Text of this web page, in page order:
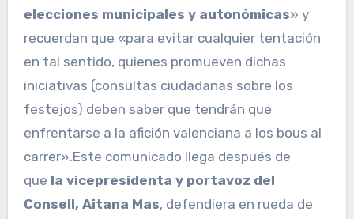
elecciones municipales y autonómicas» y
recuerdan que «para evitar cualquier tentación
en tal sentido, quienes promueven dichas
iniciativas (consultas ciudadanas sobre los
festejos) deben saber que tendrán que
enfrentarse a la afición valenciana a los bous al
carrer».Este comunicado llega después de
que la vicepresidenta y portavoz del
Consell, Aitana Mas, defendiera en rueda de